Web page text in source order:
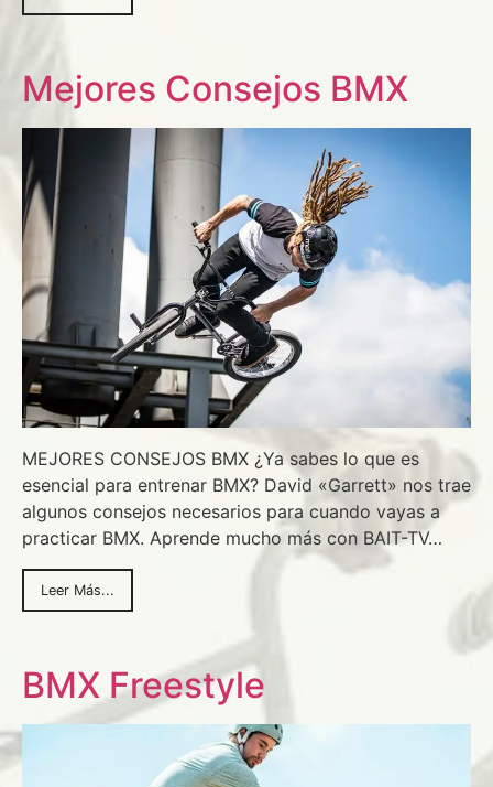
Mejores Consejos BMX
MEJORES CONSEJOS BMX ¿Ya sabes lo que es
esencial para entrenar BMX? David «Garrett» nos trae
algunos consejos necesarios para cuando vayas a
practicar BMX. Aprende mucho más con BAIT-TV…
Leer Más...
BMX Freestyle